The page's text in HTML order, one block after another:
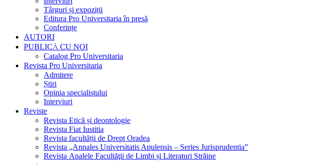
Târguri și expoziții
Editura Pro Universitaria în presă
Conferințe
AUTORI
PUBLICĂ CU NOI
Catalog Pro Universitaria
Revista Pro Universitaria
Admitere
Știri
Opinia specialistului
Interviuri
Reviste
Revista Etică și deontologie
Revista Fiat Iustitia
Revista facultății de Drept Oradea
Revista „Annales Universitatis Apulensis – Series Jurisprudentia”
Revista Analele Facultăţii de Limbi și Literaturi Străine